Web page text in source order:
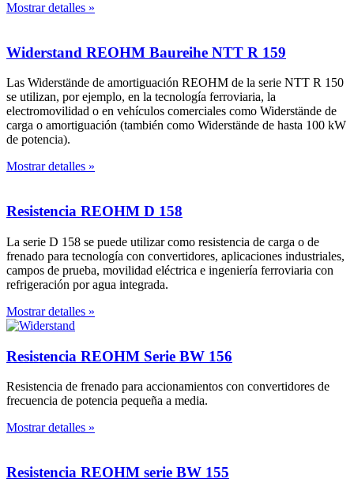
Mostrar detalles »
Widerstand REOHM Baureihe NTT R 159
Las Widerstände de amortiguación REOHM de la serie NTT R 150
se utilizan, por ejemplo, en la tecnología ferroviaria, la
electromovilidad o en vehículos comerciales como Widerstände de
carga o amortiguación (también como Widerstände de hasta 100 kW
de potencia).
Mostrar detalles »
Resistencia REOHM D 158
La serie D 158 se puede utilizar como resistencia de carga o de
frenado para tecnología con convertidores, aplicaciones industriales,
campos de prueba, movilidad eléctrica e ingeniería ferroviaria con
refrigeración por agua integrada.
Mostrar detalles »
Resistencia REOHM Serie BW 156
Resistencia de frenado para accionamientos con convertidores de
frecuencia de potencia pequeña a media.
Mostrar detalles »
Resistencia REOHM serie BW 155